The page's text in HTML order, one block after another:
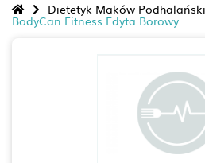
Dietetyk Maków
BodyCan Fitness Edyta Borowy